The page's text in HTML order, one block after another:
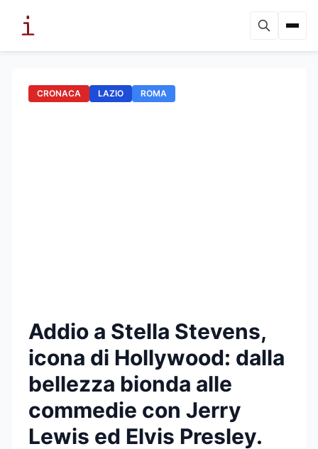
CRONACA LAZIO ROMA
Addio a Stella Stevens,
icona di Hollywood: dalla
bellezza bionda alle
commedie con Jerry
Lewis ed Elvis Presley.